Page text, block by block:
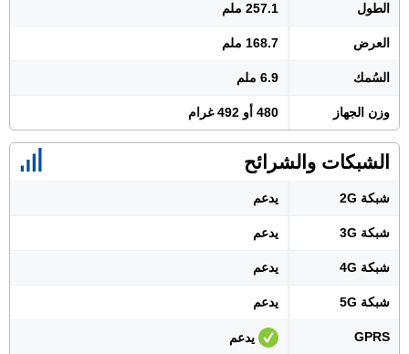
الطول 257.1 ملم
العرض 168.7 ملم
السُمك 6.9 ملم
وزن الجهاز 480 أو 492 غرام
الشبكات والشرائح
شبكة 2G يدعم
شبكة 3G يدعم
شبكة 4G يدعم
شبكة 5G يدعم
GPRS يدعم